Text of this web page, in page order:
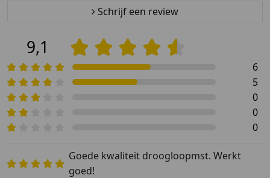
Schrijf een review
9,1
6
5
0
0
0
Goede kwaliteit droogloopmst. Werkt
goed!